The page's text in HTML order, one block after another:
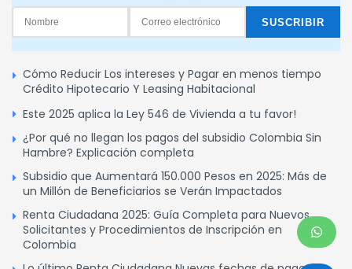
Cómo Reducir Los intereses y Pagar en menos tiempo
Crédito Hipotecario Y Leasing Habitacional
Este 2025 aplica la Ley 546 de Vivienda a tu favor!
¿Por qué no llegan los pagos del subsidio Colombia Sin
Hambre? Explicación completa
Subsidio que Aumentará 150.000 Pesos en 2025: Más de
un Millón de Beneficiarios se Verán Impactados
Renta Ciudadana 2025: Guía Completa para Nuevos
Solicitantes y Procedimientos de Inscripción en
Colombia